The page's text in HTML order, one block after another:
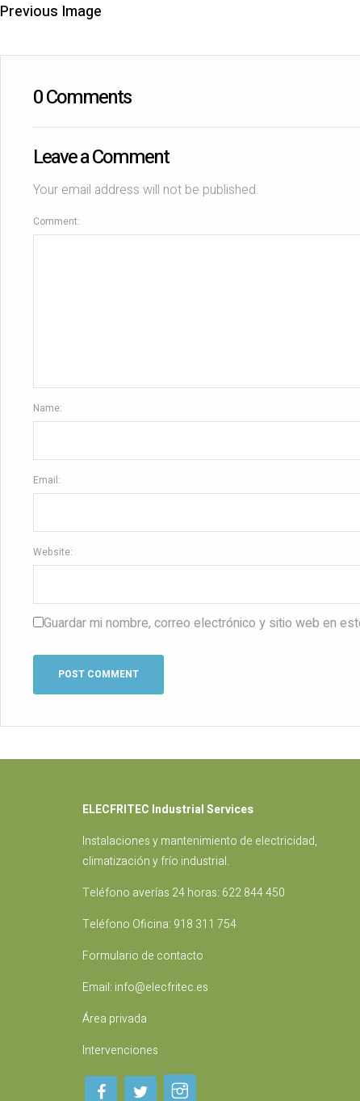
Previous Image
0 Comments
Leave a Comment
Your email address will not be published.
Comment:
Name:
Email:
Website:
Guardar mi nombre, correo electrónico y sitio web en
ELECFRITEC Industrial Services
Instalacionesy mantenimiento de electricidad,
climatización y frío industrial.
Teléfono averías 24 horas: 622 844 450
Teléfono Oficina: 918 311 754
Formulario de contacto
Email: info@elecfritec.es
Área privada
Intervenciones